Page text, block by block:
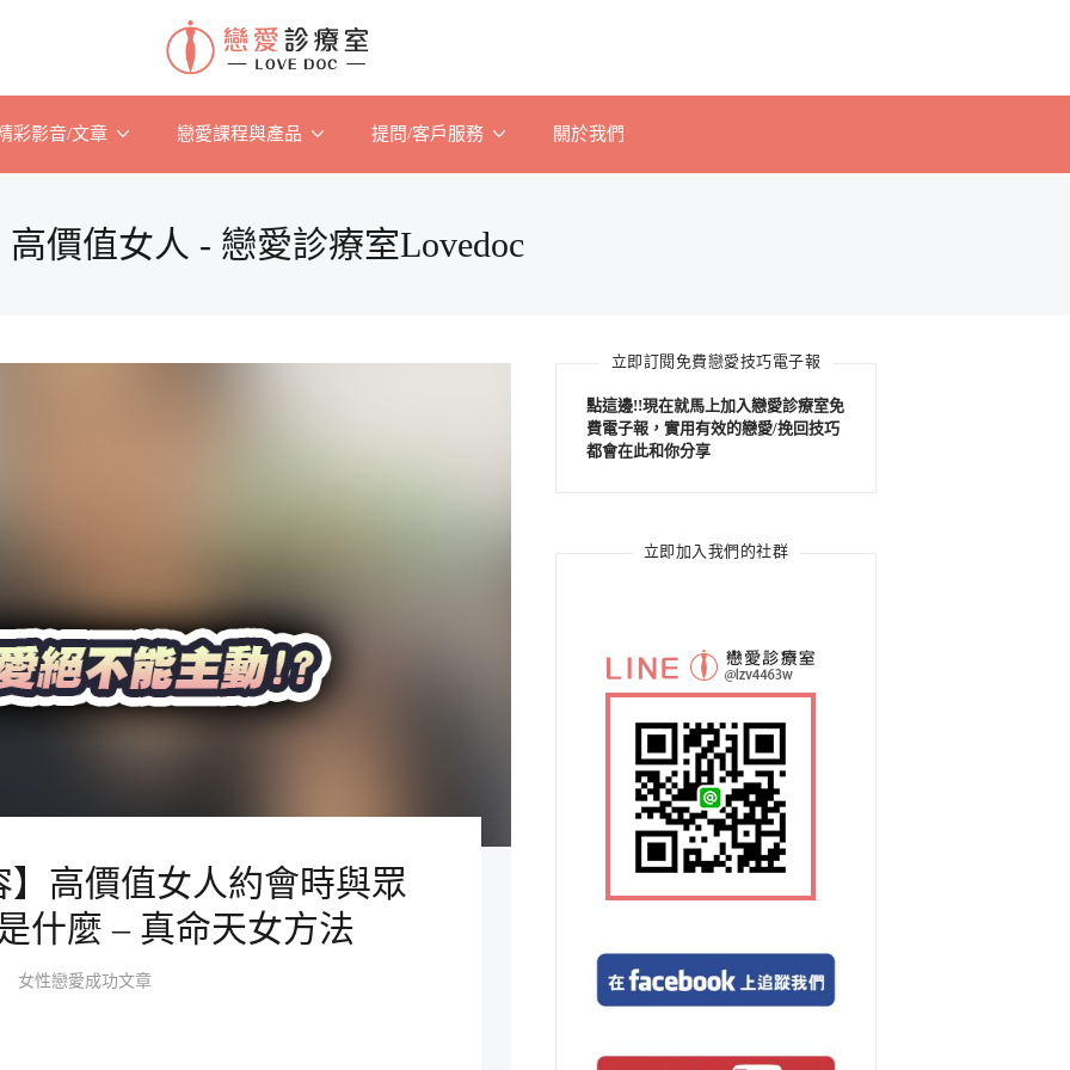
彩影音/文章 戀愛課程與產品 提問/客戶服務 關於我們
高價值女人 - 戀愛診療室Lovedoc
高價值女人約會時與眾
什麼 – 真命天女方法
女性戀愛成功文章
立即訂閱免費戀愛技巧電子報
點這邊!!現在就馬上加入戀愛診療室免
費電子報，實用有效的戀愛/挽回技巧
都會在此和你分享
立即加入我們的社群